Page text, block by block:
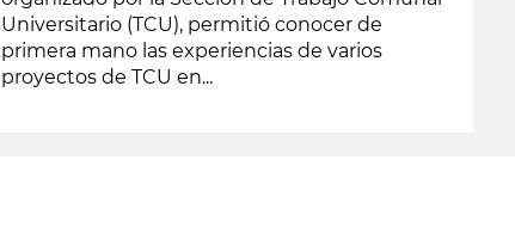
Universitario (TCU), permitió conocer de
primera mano las experiencias de varios
proyectos de TCU en...